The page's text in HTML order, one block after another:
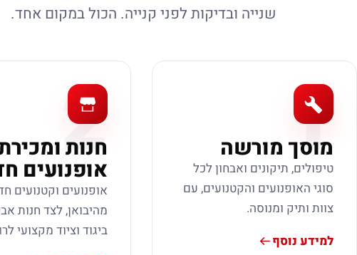
שנייה ובדיקות לפני קנייה. הכול במקום אחד.
1
מוסך מורשה
טיפולים, תיקונים ואבחון לכל
סוגי האופנועים והקטנועים, עם
צוות ותיק ומנוסה.
למידע נוסף
2
חנות
אופנועים
אופנועים וקטנועים
מהיבואן, לצד חנות
ביגוד וציוד מקצועי